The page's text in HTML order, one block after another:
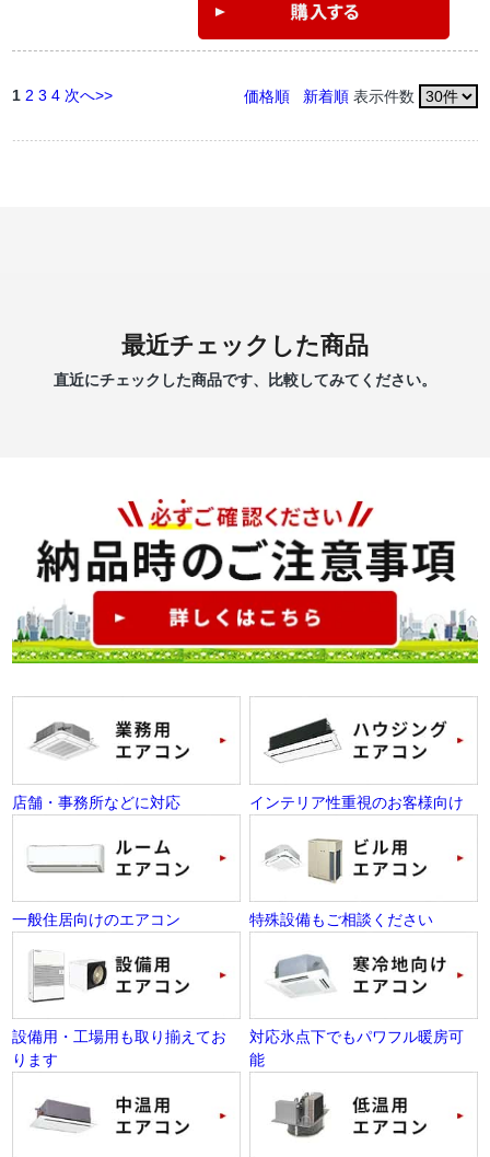
価格順 新着順表示件数
1 2 3 4 次へ>>
最近チェックした商品
直近にチェックした商品です、比較してみてください。
店舗・事務所などに対応 インテリア性重視のお客様向け
一般住居向けのエアコン 特殊設備もご相談ください
設備用・工場用も取り揃えてお
ります
対応氷点下でもパワフル暖房可
能